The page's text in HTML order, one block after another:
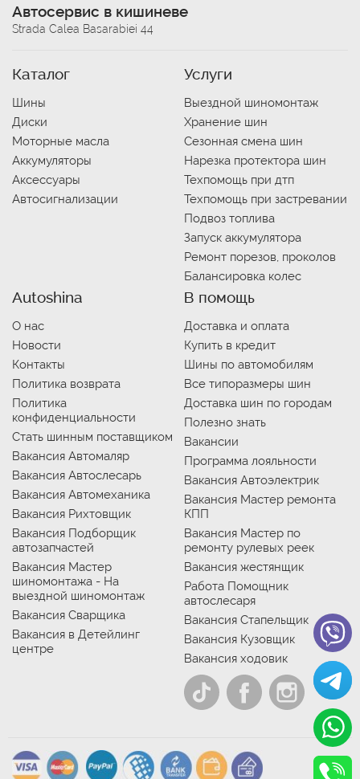
Автосервис в кишиневе
Strada Calea Basarabiei 44
Каталог
Шины
Диски
Моторные масла
Аккумуляторы
Аксессуары
Автосигнализации
Услуги
Выездной шиномонтаж
Хранение шин
Сезонная смена шин
Нарезка протектора шин
Техпомощь при дтп
Техпомощь при застревании
Подвоз топлива
Запуск аккумулятора
Ремонт порезов, проколов
Балансировка колес
Autoshina
О нас
Новости
Контакты
Политика возврата
Политика
конфиденциальности
Стать шинным поставщиком
Вакансия Автомаляр
Вакансия Автослесарь
Вакансия Автомеханика
Вакансия Рихтовщик
Вакансия Подборщик
автозапчастей
Вакансия Мастер
шиномонтажа - На
выездной шиномонтаж
Вакансия Сварщика
Вакансия в Детейлинг
центре
В помощь
Доставка и оплата
Купить в кредит
Шины по автомобилям
Все типоразмеры шин
Доставка шин по городам
Полезно знать
Вакансии
Программа лояльности
Вакансия Автоэлектрик
Вакансия Мастер ремонта
КПП
Вакансия Мастер по
ремонту рулевых реек
Вакансия жестянщик
Работа Помощник
автослесаря
Вакансия Стапельщик
Вакансия Кузовщик
Вакансия ходовик